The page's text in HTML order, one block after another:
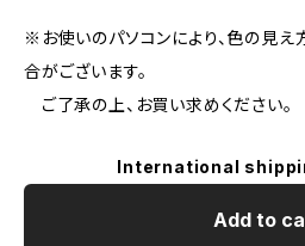
※お使いのパソコンにより、色の見
合がございます。
ご了承の上、お買い求めください。
International
Add to